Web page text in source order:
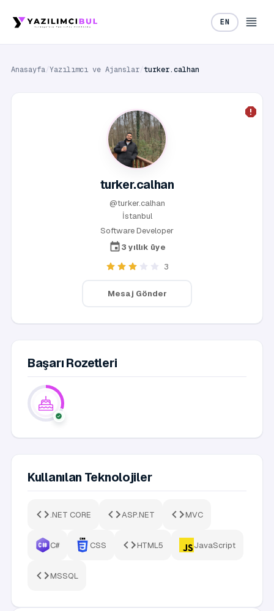
EN
Anasayfa/Yazılımcı ve Ajanslar/turker.calhan
turker.calhan
@turker.calhan
İstanbul
Software Developer
3 yıllık üye
3
Mesaj Gönder
Başarı Rozetleri
Kullanılan Teknolojiler
.NET CORE ASP.NET MVC
C# CSS HTML5 JavaScript
MSSQL